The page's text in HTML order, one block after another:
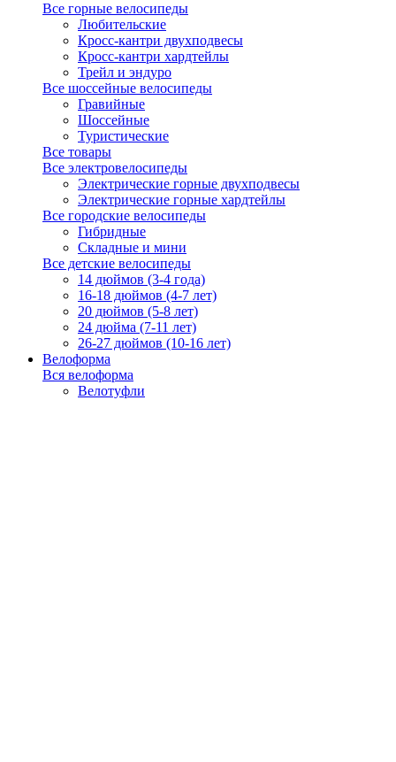
Все горные велосипеды
Любительские
Кросс-кантри двухподвесы
Кросс-кантри хардтейлы
Трейл и эндуро
Все шоссейные велосипеды
Гравийные
Шоссейные
Туристические
Все товары
Все электровелосипеды
Электрические горные двухподвесы
Электрические горные хардтейлы
Все городские велосипеды
Гибридные
Складные и мини
Все детские велосипеды
14 дюймов (3-4 года)
16-18 дюймов (4-7 лет)
20 дюймов (5-8 лет)
24 дюйма (7-11 лет)
26-27 дюймов (10-16 лет)
Велоформа
Вся велоформа
Велотуфли